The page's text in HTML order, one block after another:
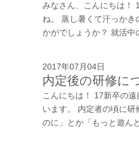
みなさん、こんにちは
ね。 蒸し暑くて汗っか
かがでしょうか？ 就活
2017年07月04日
内定後の研修に
こんにちは！ 17新卒の
います。 内定者の頃に
のに」とか「もっと遊ん